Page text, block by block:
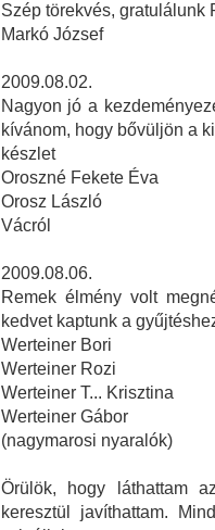
Szép törekvés, gratulálunk
Markó József
2009.08.02.
Nagyon jó a
kívánom, hogy bővüljön a
készlet
Oroszné Fekete Éva
Orosz László
Vácról
2009.08.06.
Remek élmény volt
kedvet kaptunk a
Werteiner Bori
Werteiner Rozi
Werteiner T... Krisztina
Werteiner Gábor
(nagymarosi nyaralók)
Örülök, hogy láthattam
keresztül javíthattam.